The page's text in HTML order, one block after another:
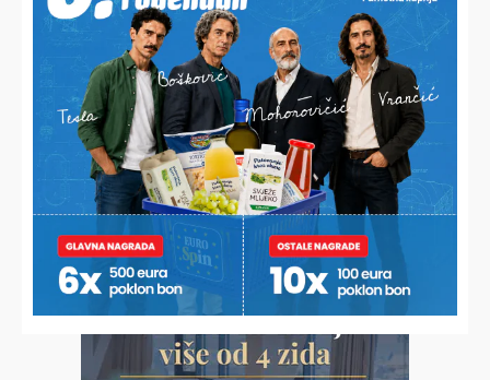
INAČE VOZI ELEKTRIČNI ROMOBIL
Uporni ponavljač prometnih prekršaja umalo ostavio oca
bez Golfa